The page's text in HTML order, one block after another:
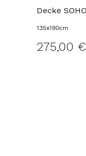
Decke SOHO
135x190cm
275,00 €